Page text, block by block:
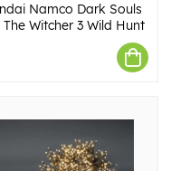
Namco Dark Souls
Witcher 3 Wild Hunt